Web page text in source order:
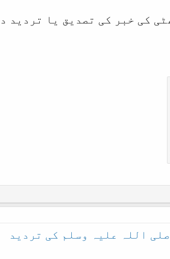
کی خبر کی تصدیق یا تردید
اللہ علیہ وسلم کی تردید